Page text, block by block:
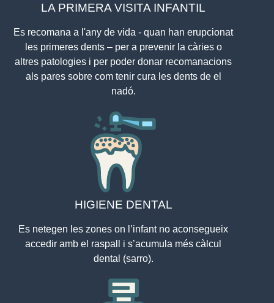
LA PRIMERA VISITA INFANTIL
Es recomana a l'any de vida - quan han erupcionat
les primeres dents – per a prevenir la càries o
altres patologies i per poder donar recomanacions
als pares sobre com tenir cura les dents de el
nadó.
HIGIENE DENTAL
Es netegen les zones on l’infant no aconsegueix
accedir amb el raspall i s’acumula més càlcul
dental (sarro).